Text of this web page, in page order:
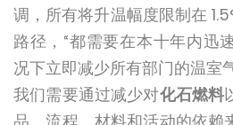
调，所有将升温幅度限制在
路径，“都需要在本十年内迅
况下立即减少所有部门的温室
我们需要通过减少对化石燃料